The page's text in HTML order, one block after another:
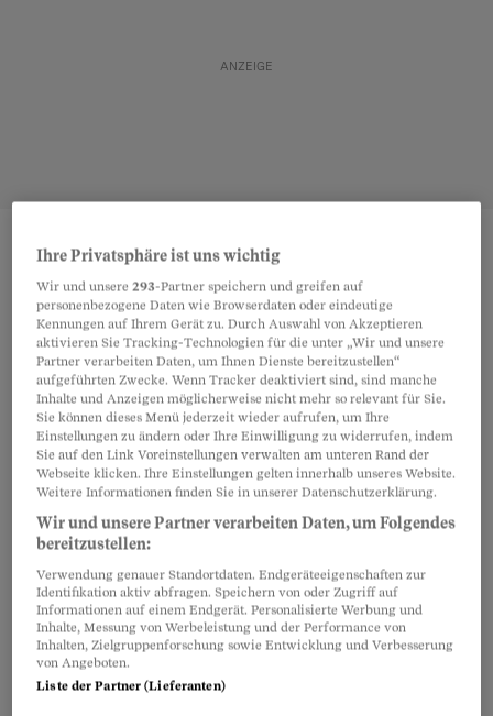
Teilen Merken
Artikel teilen
Copyright steht im englischen Sprachraum für
Urheberrecht. Dieses hat zum Ziel,
künstlerische Werke zu schützen– zum Beispiel
der Literatur und Musik sowie Bilder,
Skulpturen, Filme, Opern, Ballette, Pantomimen
und gar Computerprogramme.
Geschützt ist ein Werk immer dann, wenn es sich
um eine geistige Schöpfung mit individuellem
Charakter handelt. Ausnahme: Bei Fotografien
sind sämtliche Schnappschüssegeschützt
Der Urheber muss seine Arbeiten weder
Ihre Privatsphäre ist uns wichtig
Wir und unsere293-Partner speichern und greifen auf
personenbezogene Daten wie Browserdaten oder eindeutige
Kennungen auf Ihrem Gerät zu. Durch Auswahl von Akzeptieren
aktivieren Sie Tracking-Technologien für die unter „Wir und unsere
Partner verarbeiten Daten, um Ihnen Dienste bereitzustellen“
aufgeführten Zwecke. Wenn Tracker deaktiviert sind, sind manche
Inhalte und Anzeigen möglicherweise nicht mehr so relevant für Sie.
Sie können dieses Menü jederzeit wieder aufrufen, um Ihre
Einstellungen zu ändern oder Ihre Einwilligung zu widerrufen, indem
Sie auf den Link Voreinstellungen verwalten am unteren Rand der
Webseite klicken. Ihre Einstellungen gelten innerhalb unseres Website.
Weitere Informationen finden Sie in unserer Datenschutzerklärung.
Wir und unsere Partner verarbeiten Daten, um Folgendes
bereitzustellen:
Verwendung genauer Standortdaten. Endgeräteeigenschaften zur
Identifikation aktiv abfragen. Speichern von oder Zugriff auf
Informationen auf einem Endgerät. Personalisierte Werbung und
Inhalte, Messung von Werbeleistung und der Performance von
Inhalten, Zielgruppenforschung sowie Entwicklung und Verbesserung
von Angeboten.
Liste der Partner (Lieferanten)